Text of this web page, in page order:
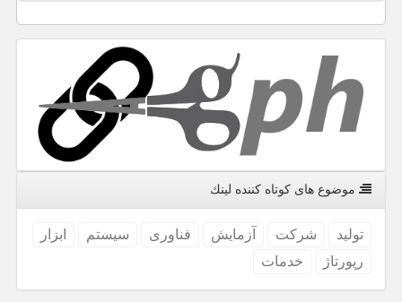
موضوع های كوتاه كننده لینك
تولید شركت آزمایش فناوری سیستم
ابزار
رپورتاژ
خدمات